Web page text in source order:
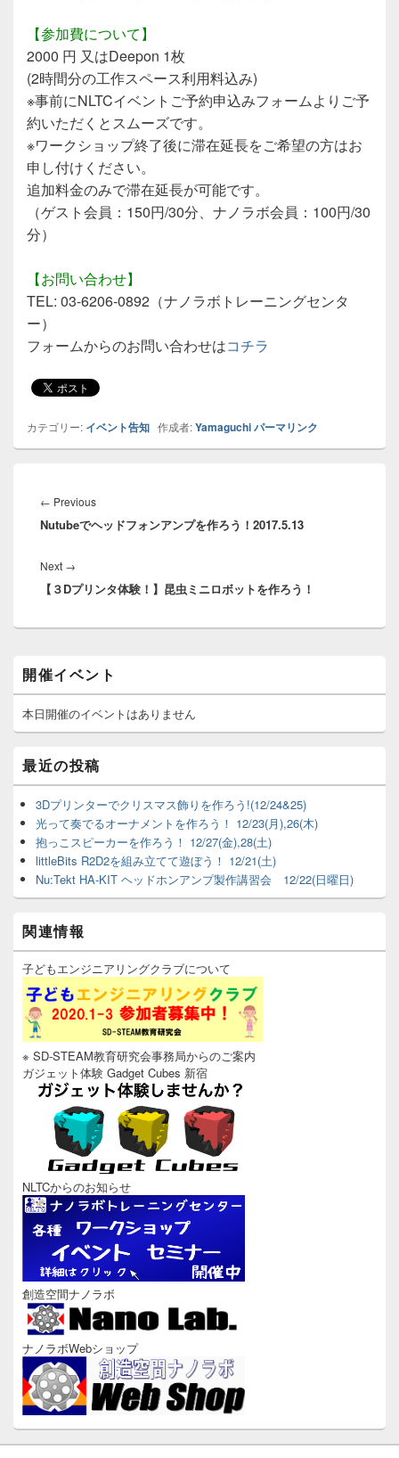
【参加費について】
2000 円 又はDeepon 1枚
(2時間分の工作スペース利用料込み)
※事前にNLTCイベントご予約申込みフォームよりご予
約いただくとスムーズです。
※ワークショップ終了後に滞在延長をご希望の方はお
申し付けください。
追加料金のみで滞在延長が可能です。
（ゲスト会員：150円/30分、ナノラボ会員：100円/30
分）
【お問い合わせ】
TEL: 03-6206-0892（ナノラボトレーニングセンタ
ー）
フォームからのお問い合わせはコチラ
カテゴリー: イベント告知 作成者:Yamaguchiパーマリンク
稿
ナ
ゲ
ー
シ
← Previous
post:
Nutubeでヘッドフォンアンプを作ろう！2017.5.13
Next →
post:
【３Dプリンタ体験！】昆虫ミニロボットを作ろう！
イ
ン
サ
イ
バ
ー
ウ
ィ
ジ
ェ
ッ
リ
開催イベント
本日開催のイベントはありません
最近の投稿
3Dプリンターでクリスマス飾りを作ろう!(12/24&25)
光って奏でるオーナメントを作ろう！ 12/23(月),26(木)
抱っこスピーカーを作ろう！ 12/27(金),28(土)
littleBits R2D2を組み立てて遊ぼう！ 12/21(土)
Nu:Tekt HA-KIT ヘッドホンアンプ製作講習会 12/22(日曜日)
関連情報
子どもエンジニアリングクラブについて
※ SD-STEAM教育研究会事務局からのご案内
ガジェット体験 Gadget Cubes 新宿
NLTCからのお知らせ
創造空間ナノラボ
ナノラボWebショップ